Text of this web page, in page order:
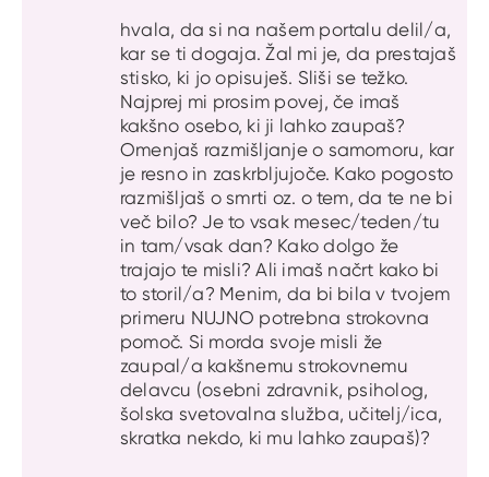
hvala, da si na našem portalu delil/a,
kar se ti dogaja. Žal mi je, da prestajaš
stisko, ki jo opisuješ. Sliši se težko.
Najprej mi prosim povej, če imaš
kakšno osebo, ki ji lahko zaupaš?
Omenjaš razmišljanje o samomoru, kar
je resno in zaskrbljujoče. Kako pogosto
razmišljaš o smrti oz. o tem, da te ne bi
več bilo? Je to vsak mesec/teden/tu
in tam/vsak dan? Kako dolgo že
trajajo te misli? Ali imaš načrt kako bi
to storil/a? Menim, da bi bila v tvojem
primeru NUJNO potrebna strokovna
pomoč. Si morda svoje misli že
zaupal/a kakšnemu strokovnemu
delavcu (osebni zdravnik, psiholog,
šolska svetovalna služba, učitelj/ica,
skratka nekdo, ki mu lahko zaupaš)?